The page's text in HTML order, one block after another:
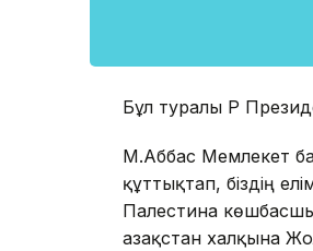
Бұл туралы ҚР
М.Аббас Мемлекет
құттықтап, біздің
Палестина
Қазақстан халқына